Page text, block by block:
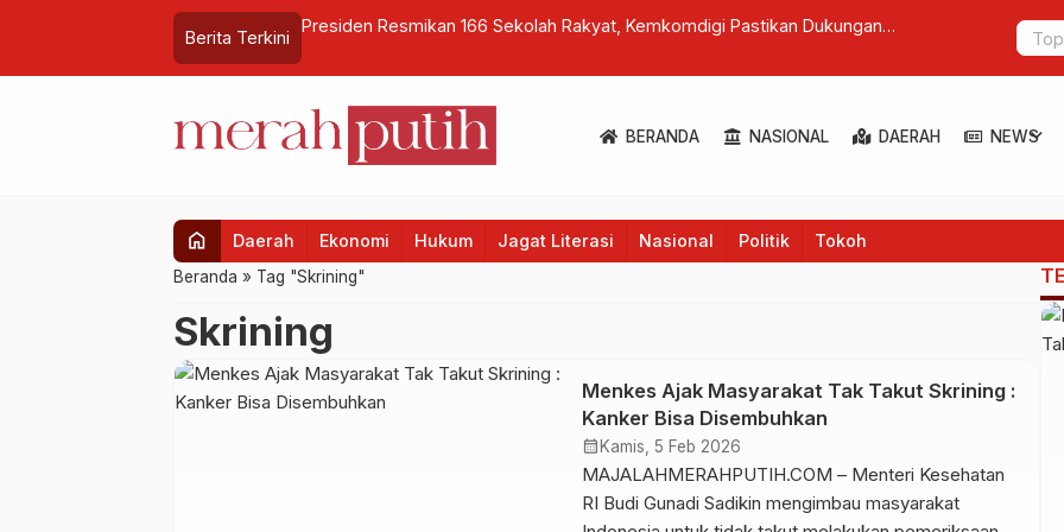
Berita Terkini
Presiden Resmikan 166 Sekolah Rakyat, Kemkomdigi Pastikan Dukungan
Pj
Prosedur
BERANDA NASIONAL DAERAH NEWS
expand_more
home Daerah Ekonomi Hukum Jagat Literasi Nasional Politik Tokoh
Beranda » Tag "Skrining"
Skrining
Menkes Ajak Masyarakat Tak Takut Skrining :
Kanker Bisa Disembuhkan
calendar_month Kamis, 5 Feb 2026
MAJALAHMERAHPUTIH.COM – Menteri Kesehatan
RI Budi Gunadi Sadikin mengimbau masyarakat